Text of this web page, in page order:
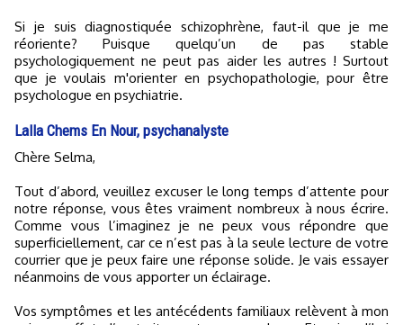
Si je suis diagnostiquée schizophrène, faut-il que je me
réoriente? Puisque quelqu’un de pas stable
psychologiquement ne peut pas aider les autres ! Surtout
que je voulais m'orienter en psychopathologie, pour être
psychologue en psychiatrie.
Lalla Chems En Nour, psychanalyste
Chère Selma,
Tout d’abord, veuillez excuser le long temps d’attente pour
notre réponse, vous êtes vraiment nombreux à nous écrire.
Comme vous l’imaginez je ne peux vous répondre que
superficiellement, car ce n’est pas à la seule lecture de votre
courrier que je peux faire une réponse solide. Je vais essayer
néanmoins de vous apporter un éclairage.
Vos symptômes et les antécédents familiaux relèvent à mon